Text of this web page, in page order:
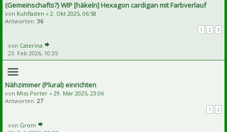
(Gemeinschafts?) WIP [häkeln] Hexagon cardigan mit Farbverlauf
von Kuhfladen « 2. Okt 2025, 06:58
Antworten: 36
1 2 3
von Caterina
23. Feb 2026, 10:35
Nähzimmer (Plural) einrichten
von Miss Porter « 29. Mär 2025, 23:06
Antworten: 27
1 2
von Grom